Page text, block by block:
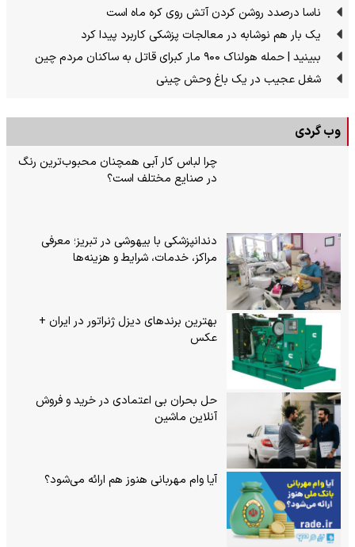
ناسا درصدد روشن کردن آتش روی کره ماه است
یک بار هم نوشابه در معالجات پزشکی کاربرد پیدا کرد
ببینید | حمله هولناک ۹۰۰ مار کبرای قاتل به ساکنان مردم چین
شغل عجیب در یک باغ وحش چینی
وب گردی
چرا لباس کار آبی همچنان محبوب‌ترین رنگ
در صنایع مختلف است؟
دندانپزشکی با بیهوشی در تبریز؛ معرفی
مراکز، خدمات، شرایط و هزینه‌ها
بهترین برندهای دیزل ژنراتور در ایران +
عکس
حل بحران بی‌ اعتمادی در خرید و فروش
آنلاین ماشین
آیا وام مهربانی هنوز هم ارائه می‌شود؟